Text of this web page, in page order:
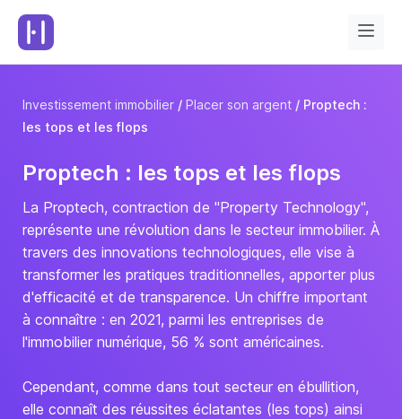
Investissement immobilier Placer son argent
Proptech :
les tops et les flops
Proptech : les tops et les flops
La Proptech, contraction de "Property Technology",
représente une révolution dans le secteur immobilier. À
travers des innovations technologiques, elle vise à
transformer les pratiques traditionnelles, apporter plus
d'efficacité et de transparence. Un chiffre important
à connaître : en 2021, parmi les entreprises de
l'immobilier numérique, 56 % sont américaines.
Cependant, comme dans tout secteur en ébullition,
elle connaît des réussites éclatantes (les tops) ainsi